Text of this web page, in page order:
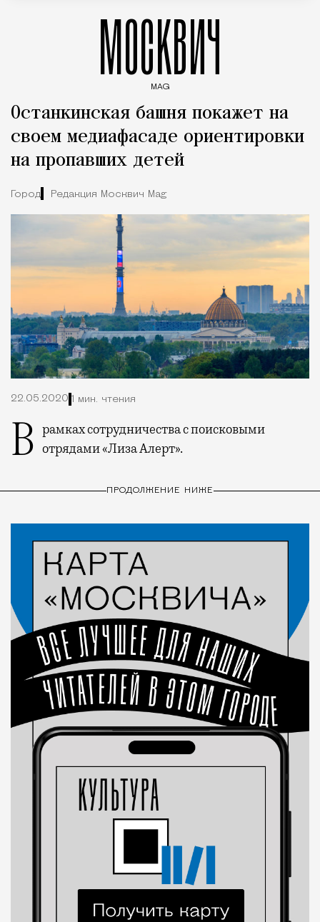
МОСКВИЧ
MAG
Останкинская башня покажет на
своем медиафасаде ориентировки
на пропавших детей
Город Редакция Москвич Mag
22.05.2020 1 мин. чтения
В рамках сотрудничества с поисковыми отрядами «Лиза Алерт».
ПРОДОЛЖЕНИЕ НИЖЕ